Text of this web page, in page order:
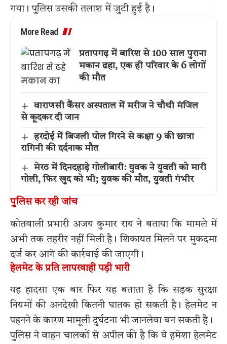
गया। पुलिस उसकी तलाश में जुटी हुई है।
More Read
प्रतापगढ़ में बारिश से 100 साल पुराना
मकान ढहा, एक ही परिवार के 6 लोगों
की मौत
वाराणसी कैंसर अस्पताल में मरीज ने चौथी मंजिल
से कूदकर दी जान
हरदोई में बिजली पोल गिरने से कक्षा 9 की छात्रा
रागिनी की दर्दनाक मौत
मेरठ में दिनदहाड़े गोलीबारी: युवक ने युवती को मारी
गोली, फिर खुद को भी; युवक की मौत, युवती गंभीर
पुलिस कर रही जांच
कोतवाली प्रभारी अजय कुमार राय ने बताया कि मामले में
अभी तक तहरीर नहीं मिली है। शिकायत मिलने पर मुकदमा
दर्ज कर आगे की कार्रवाई की जाएगी।
हेलमेट के प्रति लापरवाही पड़ी भारी
यह हादसा एक बार फिर यह बताता है कि सड़क सुरक्षा
नियमों की अनदेखी कितनी घातक हो सकती है। हेलमेट न
पहनने के कारण मामूली दुर्घटना भी जानलेवा बन सकती है।
पुलिस ने वाहन चालकों से अपील की है कि वे हमेशा हेलमेट